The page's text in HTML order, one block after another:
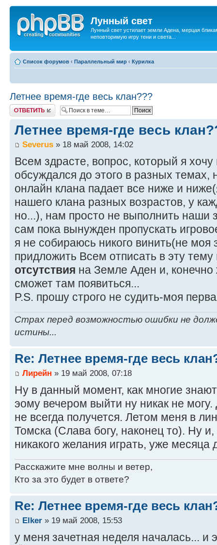
Лунный свет
Лунный свет устилает земли Адена, мерцая
неповторимую игру тени и света...
Список форумов ‹ Параллельный мир ‹ Курилка
Летнее время-где весь клан???
Ответить
Летнее время-где весь
Severus » 18 май 2008, 14:02
Всем здрасте, вопрос, который я хочу
обсуждался до этого в разных темах,
онлайн клана падает все ниже и
нашего клана разных возрастов, у
но...), нам просто не выполнить наши
сам пока вынужден пропускать
я не собираюсь никого винить(не моя
придложить Всем отписать в эту тему
отсутствия на Земле Аден и,
сможет там появиться...
P.S. прошу строго не судить-моя
Страх перед возможностью ошибки не
истины...
Re: Летнее время-где весь
Лирейн » 19 май 2008, 07:18
Ну в данный момент, как многие
эому вечером выйти ну никак не могу.
не всегда получется. Летом меня в
Томска (Слава богу, наконец то). Ну
никакого желания играть, уже месяца
Расскажите мне волны и ветер,
Кто за это будет в ответе?
Re: Летнее время-где весь
Elker » 19 май 2008, 15:53
у меня зачетная неделя началась... и